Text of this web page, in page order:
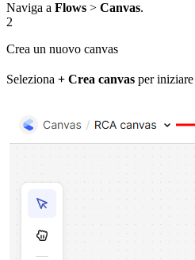
Naviga a Flows > Canvas.
2
Crea un nuovo canvas
Seleziona + Crea canvas per